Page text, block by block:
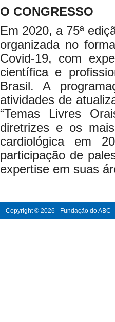
O CONGRESSO
Em 2020, a 75ª
organizada no
Covid-19, com
científica e
Brasil. A
atividades de
“Temas Livres
diretrizes e os
cardiológica em
participação de
expertise em suas
Copyright © 2026 - Fundação do ABC